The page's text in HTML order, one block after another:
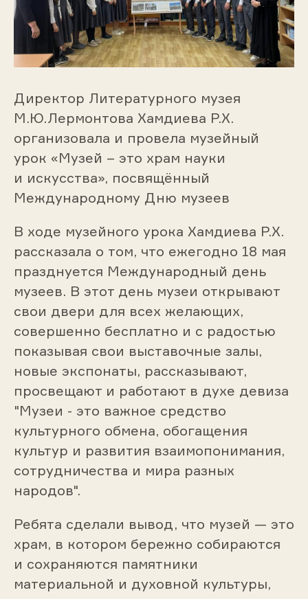
Директор Литературного музея
М.Ю.Лермонтова Хамдиева Р.Х.
организовала и провела музейный
урок «Музей – это храм науки
и искусства», посвящённый
Международному Дню музеев
В ходе музейного урока Хамдиева Р.Х.
рассказала о том, что ежегодно 18 мая
празднуется Международный день
музеев. В этот день музеи открывают
свои двери для всех желающих,
совершенно бесплатно и с радостью
показывая свои выставочные залы,
новые экспонаты, рассказывают,
просвещают и работают в духе девиза
"Музеи - это важное средство
культурного обмена, обогащения
культур и развития взаимопонимания,
сотрудничества и мира разных
народов".
Ребята сделали вывод, что музей — это
храм, в котором бережно собираются
и сохраняются памятники
материальной и духовной культуры,